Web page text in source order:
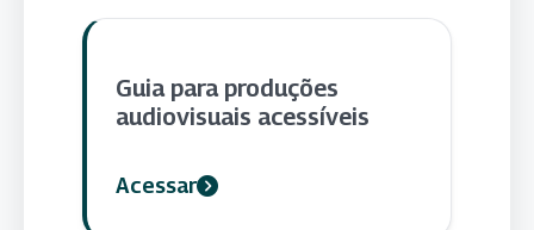
Guia para produções
audiovisuais acessíveis
Acessar